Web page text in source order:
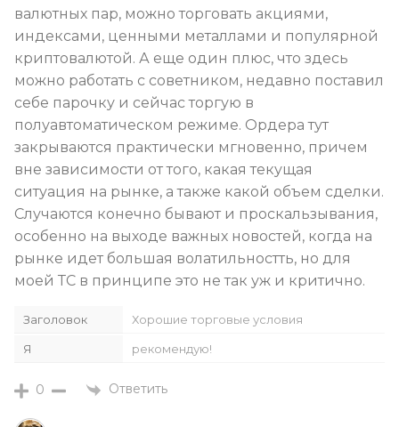
валютных пар, можно торговать акциями,
индексами, ценными металлами и популярной
криптовалютой. А еще один плюс, что здесь
можно работать с советником, недавно поставил
себе парочку и сейчас торгую в
полуавтоматическом режиме. Ордера тут
закрываются практически мгновенно, причем
вне зависимости от того, какая текущая
ситуация на рынке, а также какой объем сделки.
Случаются конечно бывают и проскальзывания,
особенно на выходе важных новостей, когда на
рынке идет большая волатильностть, но для
моей ТС в принципе это не так уж и критично.
Заголовок Хорошие торговые условия
Я рекомендую!
0 Ответить